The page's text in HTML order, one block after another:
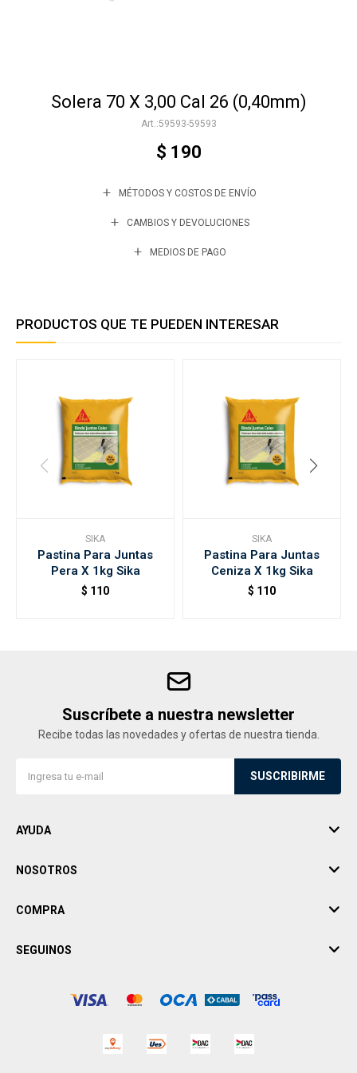
Solera 70 X 3,00 Cal 26 (0,40mm)
59593-59593
$ 190
MÉTODOS Y COSTOS DE ENVÍO
CAMBIOS Y DEVOLUCIONES
MEDIOS DE PAGO
PRODUCTOS QUE TE PUEDEN INTERESAR
SIKA
Pastina Para Juntas
Pera X 1kg Sika
$ 110
SIKA
Pastina Para Juntas
Ceniza X 1kg Sika
$ 110
Suscríbete a nuestra newsletter
Recibe todas las novedades y ofertas de nuestra tienda.
SUSCRIBIRME
AYUDA
NOSOTROS
COMPRA
SEGUINOS
Varios